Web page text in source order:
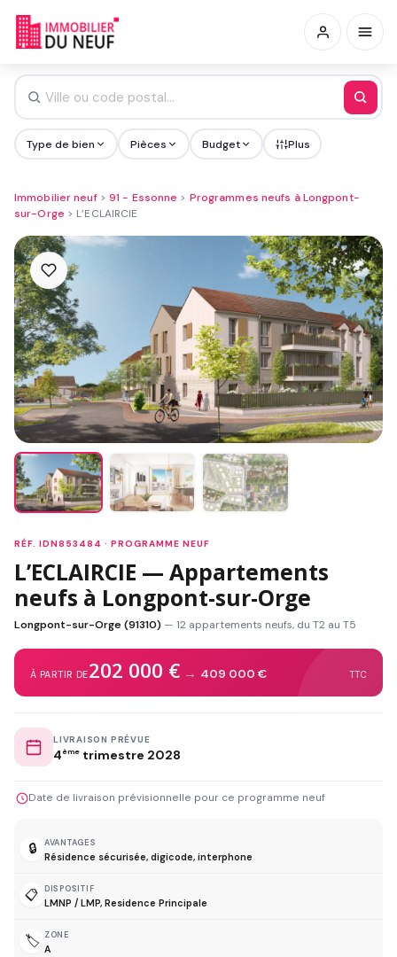
Type de bien Pièces Budget Plus
Immobilier neuf> 91 - Essonne > Programmes neufs à Longpont-
sur-Orge > L’ECLAIRCIE
RÉF. IDN853484 · PROGRAMME NEUF
L’ECLAIRCIE — Appartements
neufs à Longpont-sur-Orge
Longpont-sur-Orge (91310) — 12 appartements neufs, du T2 au T5
À PARTIR DE202 000 € → 409 000 € TTC
LIVRAISON PRÉVUE
4ème trimestre 2028
Date de livraison prévisionnelle pour ce programme neuf
🔒 AVANTAGES
Résidence sécurisée, digicode, interphone
📋 DISPOSITIF
LMNP / LMP, Residence Principale
🏷️ ZONE
A